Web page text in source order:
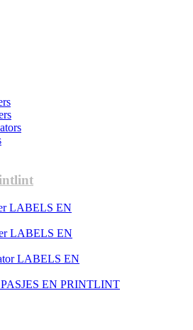
LABELS EN
LABELS EN
LABELS EN
PASJES EN PRINTLINT